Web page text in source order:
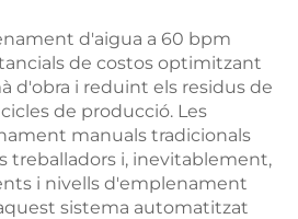
d'aigua a 60 bpm
de costos optimitzant
d'obra i reduint els residus de
de producció. Les
manuals tradicionals
treballadors i, inevitablement,
i nivells d'emplenament
sistema automatitzat